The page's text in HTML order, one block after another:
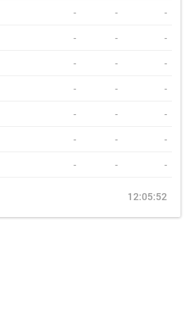
- - -
- - -
- - -
- - -
- - -
- - -
- - -
12:05:52